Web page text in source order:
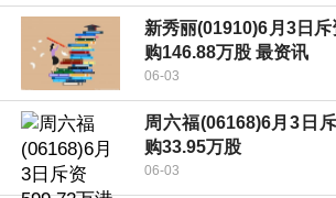
新秀丽(01910)6月3日
购146.88万股 最资讯
06-03
周六福(06168)6月3日
购33.95万股
06-03